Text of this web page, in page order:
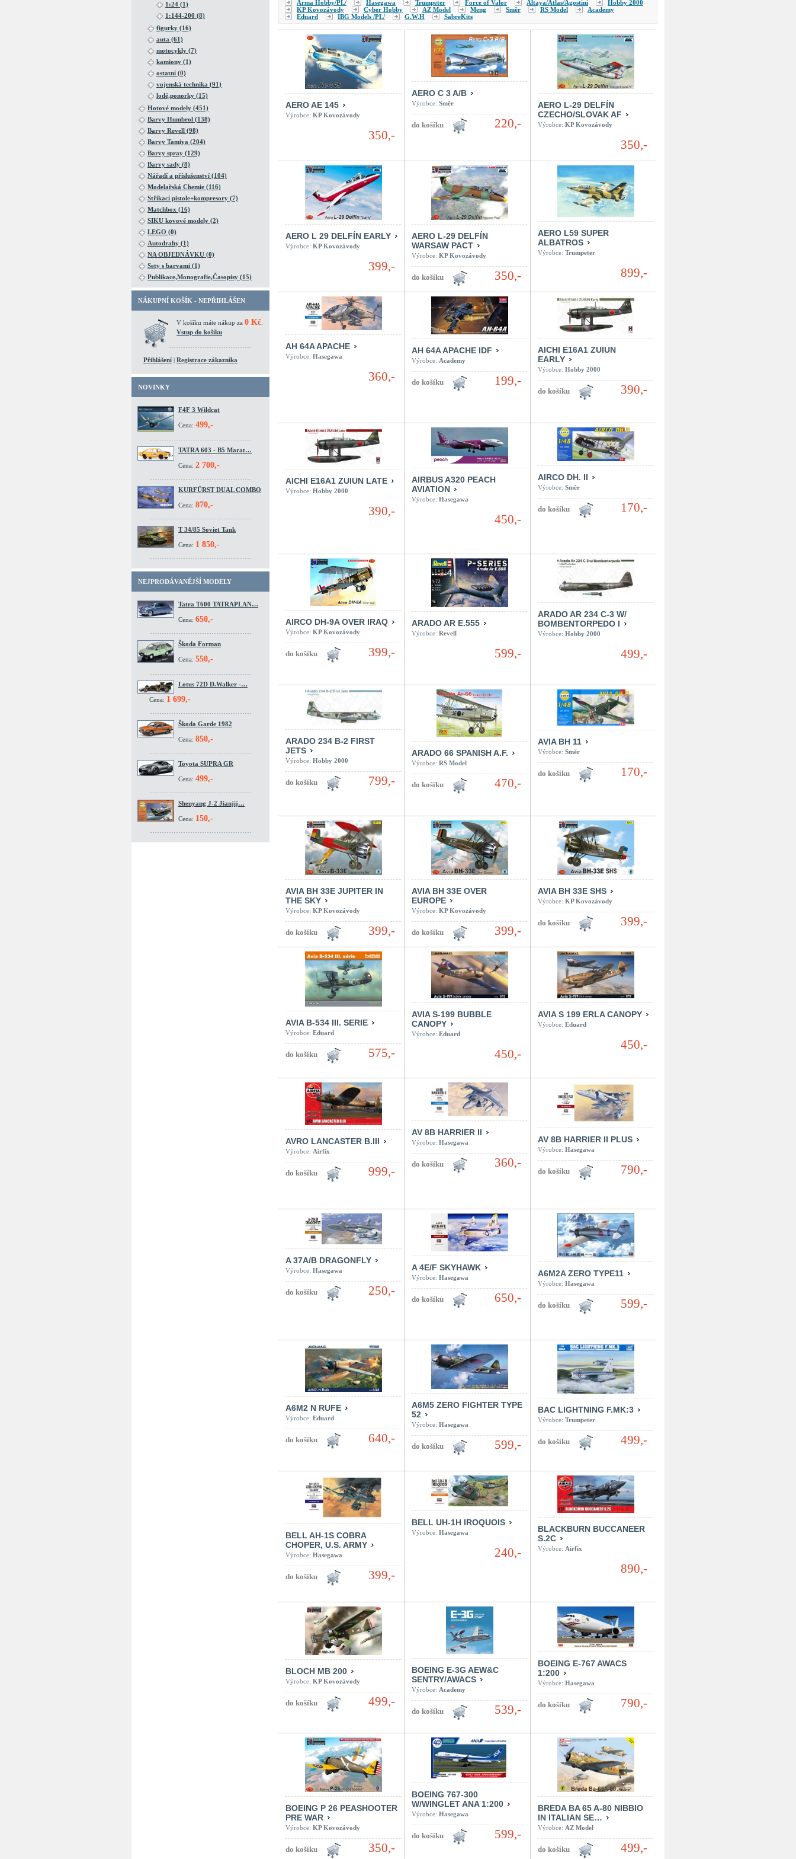
1:24 (1)
1:144-200 (8)
figurky (16)
auta (61)
motocykly (7)
kamiony (1)
ostatní (0)
vojenská technika (91)
lodě,ponorky (15)
Hotové modely (451)
Barvy Humbrol (138)
Barvy Revell (98)
Barvy Tamiya (204)
Barvy spray (129)
Barvy sady (8)
Nářadí a příslušenství (104)
Modelařská Chemie (116)
Stříkací pistole+kompresory (7)
Matchbox (16)
SIKU kovové modely (2)
LEGO (0)
Autodrahy (1)
NA OBJEDNÁVKU (0)
Sety s barvami (1)
Publikace,Monografie,Časopisy (15)
NÁKUPNÍ KOŠÍK - NEPŘIHLÁŠEN
V košíku máte nákup za 0 Kč
Vstup do košíku
Přihlášení | Registrace zákazníka
NOVINKY
F4F 3 Wildcat
Cena: 499,-
TATRA 603 - B5 Marat…
Cena: 2 700,-
KURFÜRST DUAL COMBO
Cena: 870,-
T 34/85 Soviet Tank
Cena: 1 850,-
NEJPRODÁVANĚJŠÍ MODELY
Tatra T600 TATRAPLAN…
Cena: 650,-
Škoda Forman
Cena: 550,-
Lotus 72D D.Walker -…
Cena: 1 699,-
Škoda Garde 1982
Cena: 850,-
Toyota SUPRA GR
Cena: 499,-
Shenyang J-2 Jianjij…
Cena: 150,-
Arma Hobby/PL/ Hasegawa Trumpeter Force of Valor Altaya/Atlas/Agostini
Hobby 2000
KP Kovozávody
Cyber Hobby AZ Model Meng Směr RS Model
Academy
Eduard
IBG Models /PL/ G.W.H SabreKits
AERO AE 145
Výrobce: KP Kovozávody
350,-
AERO C 3 A/B
Výrobce: Směr
220,-
AERO L-29 DELFÍN
CZECHO/SLOVAK AF
Výrobce: KP Kovozávody
350,-
AERO L 29 DELFÍN EARLY
Výrobce: KP Kovozávody
399,-
AERO L-29 DELFÍN
WARSAW PACT
Výrobce: KP Kovozávody
350,-
AERO L59 SUPER
ALBATROS
Výrobce: Trumpeter
899,-
AH 64A APACHE
Výrobce: Hasegawa
360,-
AH 64A APACHE IDF
Výrobce: Academy
199,-
AICHI E16A1 ZUIUN
EARLY
Výrobce: Hobby 2000
390,-
AICHI E16A1 ZUIUN LATE
Výrobce: Hobby 2000
390,-
AIRBUS A320 PEACH
AVIATION
Výrobce: Hasegawa
450,-
AIRCO DH. II
Výrobce: Směr
170,-
AIRCO DH-9A OVER IRAQ
Výrobce: KP Kovozávody
399,-
ARADO AR E.555
Výrobce: Revell
599,-
ARADO AR 234 C-3 W/
BOMBENTORPEDO I
Výrobce: Hobby 2000
499,-
ARADO 234 B-2 FIRST
JETS
Výrobce: Hobby 2000
799,-
ARADO 66 SPANISH A.F.
Výrobce: RS Model
470,-
AVIA BH 11
Výrobce: Směr
170,-
AVIA BH 33E JUPITER IN
THE SKY
Výrobce: KP Kovozávody
399,-
AVIA BH 33E OVER
EUROPE
Výrobce: KP Kovozávody
399,-
AVIA BH 33E SHS
Výrobce: KP Kovozávody
399,-
AVIA B-534 III. SERIE
Výrobce: Eduard
575,-
AVIA S-199 BUBBLE
CANOPY
Výrobce: Eduard
450,-
AVIA S 199 ERLA CANOPY
Výrobce: Eduard
450,-
AVRO LANCASTER B.III
Výrobce: Airfix
999,-
AV 8B HARRIER II
Výrobce: Hasegawa
360,-
AV 8B HARRIER II PLUS
Výrobce: Hasegawa
790,-
A 37A/B DRAGONFLY
Výrobce: Hasegawa
250,-
A 4E/F SKYHAWK
Výrobce: Hasegawa
650,-
A6M2A ZERO TYPE11
Výrobce: Hasegawa
599,-
A6M2 N RUFE
Výrobce: Eduard
640,-
A6M5 ZERO FIGHTER TYPE
52
Výrobce: Hasegawa
599,-
BAC LIGHTNING F.MK:3
Výrobce: Trumpeter
499,-
BELL AH-1S COBRA
CHOPER, U.S. ARMY
Výrobce: Hasegawa
399,-
BELL UH-1H IROQUOIS
Výrobce: Hasegawa
240,-
BLACKBURN BUCCANEER
S.2C
Výrobce: Airfix
890,-
BLOCH MB 200
Výrobce: KP Kovozávody
499,-
BOEING E-3G AEW&C
SENTRY/AWACS
Výrobce: Academy
539,-
BOEING E-767 AWACS
1:200
Výrobce: Hasegawa
790,-
BOEING P 26 PEASHOOTER
PRE WAR
Výrobce: KP Kovozávody
350,-
BOEING 767-300
W/WINGLET ANA 1:200
Výrobce: Hasegawa
599,-
BREDA BA 65 A-80 NIBBIO
IN ITALIAN SE…
Výrobce: AZ Model
499,-